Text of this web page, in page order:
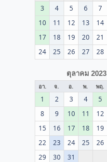
3
4 5 6 7
10
11 12 13 14
17
18 19 20 21
24
25 26 27 28
ตุลาคม 2023
อา. จ. อ. พ. พฤ.
1 2 3 4 5
8
9 10 11 12
15
16 17 18 19
22
23 24 25 26
29
30 31